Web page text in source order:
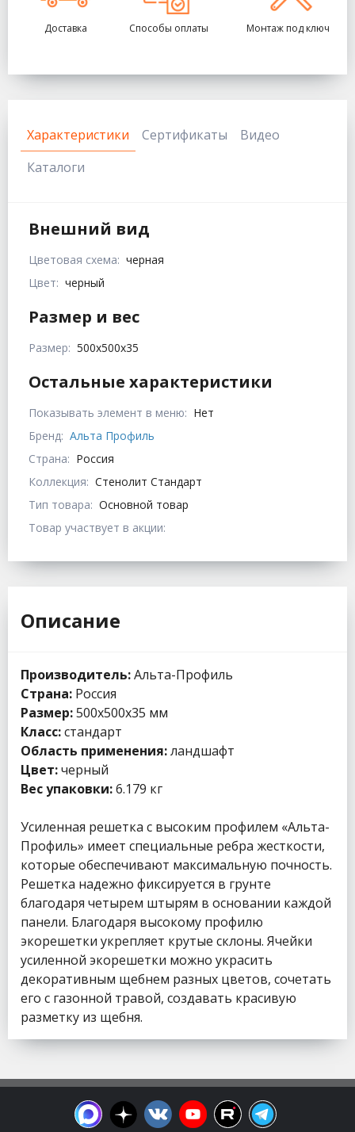
Доставка Способы оплаты Монтаж под ключ
Характеристики Сертификаты
Видео
Каталоги
Внешний вид
Цветовая схема: черная
Цвет: черный
Размер и вес
Размер: 500х500х35
Остальные характеристики
Показывать элемент в меню: Нет
Бренд: Альта Профиль
Страна: Россия
Коллекция: Стенолит Стандарт
Тип товара: Основной товар
Товар участвует в акции:
Описание
Производитель:Альта-Профиль
Страна: Россия
Размер:500х500х35 мм
Класс:стандарт
Область применения:ландшафт
Цвет:черный
Вес упаковки:6.179 кг
Усиленная решетка с высоким профилем «Альта-
Профиль» имеет специальные ребра жесткости,
которые обеспечивают максимальную почность.
Решетка надежно фиксируется в грунте
благодаря четырем штырям в основании каждой
панели. Благодаря высокому профилю
экорешетки укрепляет крутые склоны. Ячейки
усиленной экорешетки можно украсить
декоративным щебнем разных цветов, сочетать
его с газонной травой, создавать красивую
разметку из щебня.